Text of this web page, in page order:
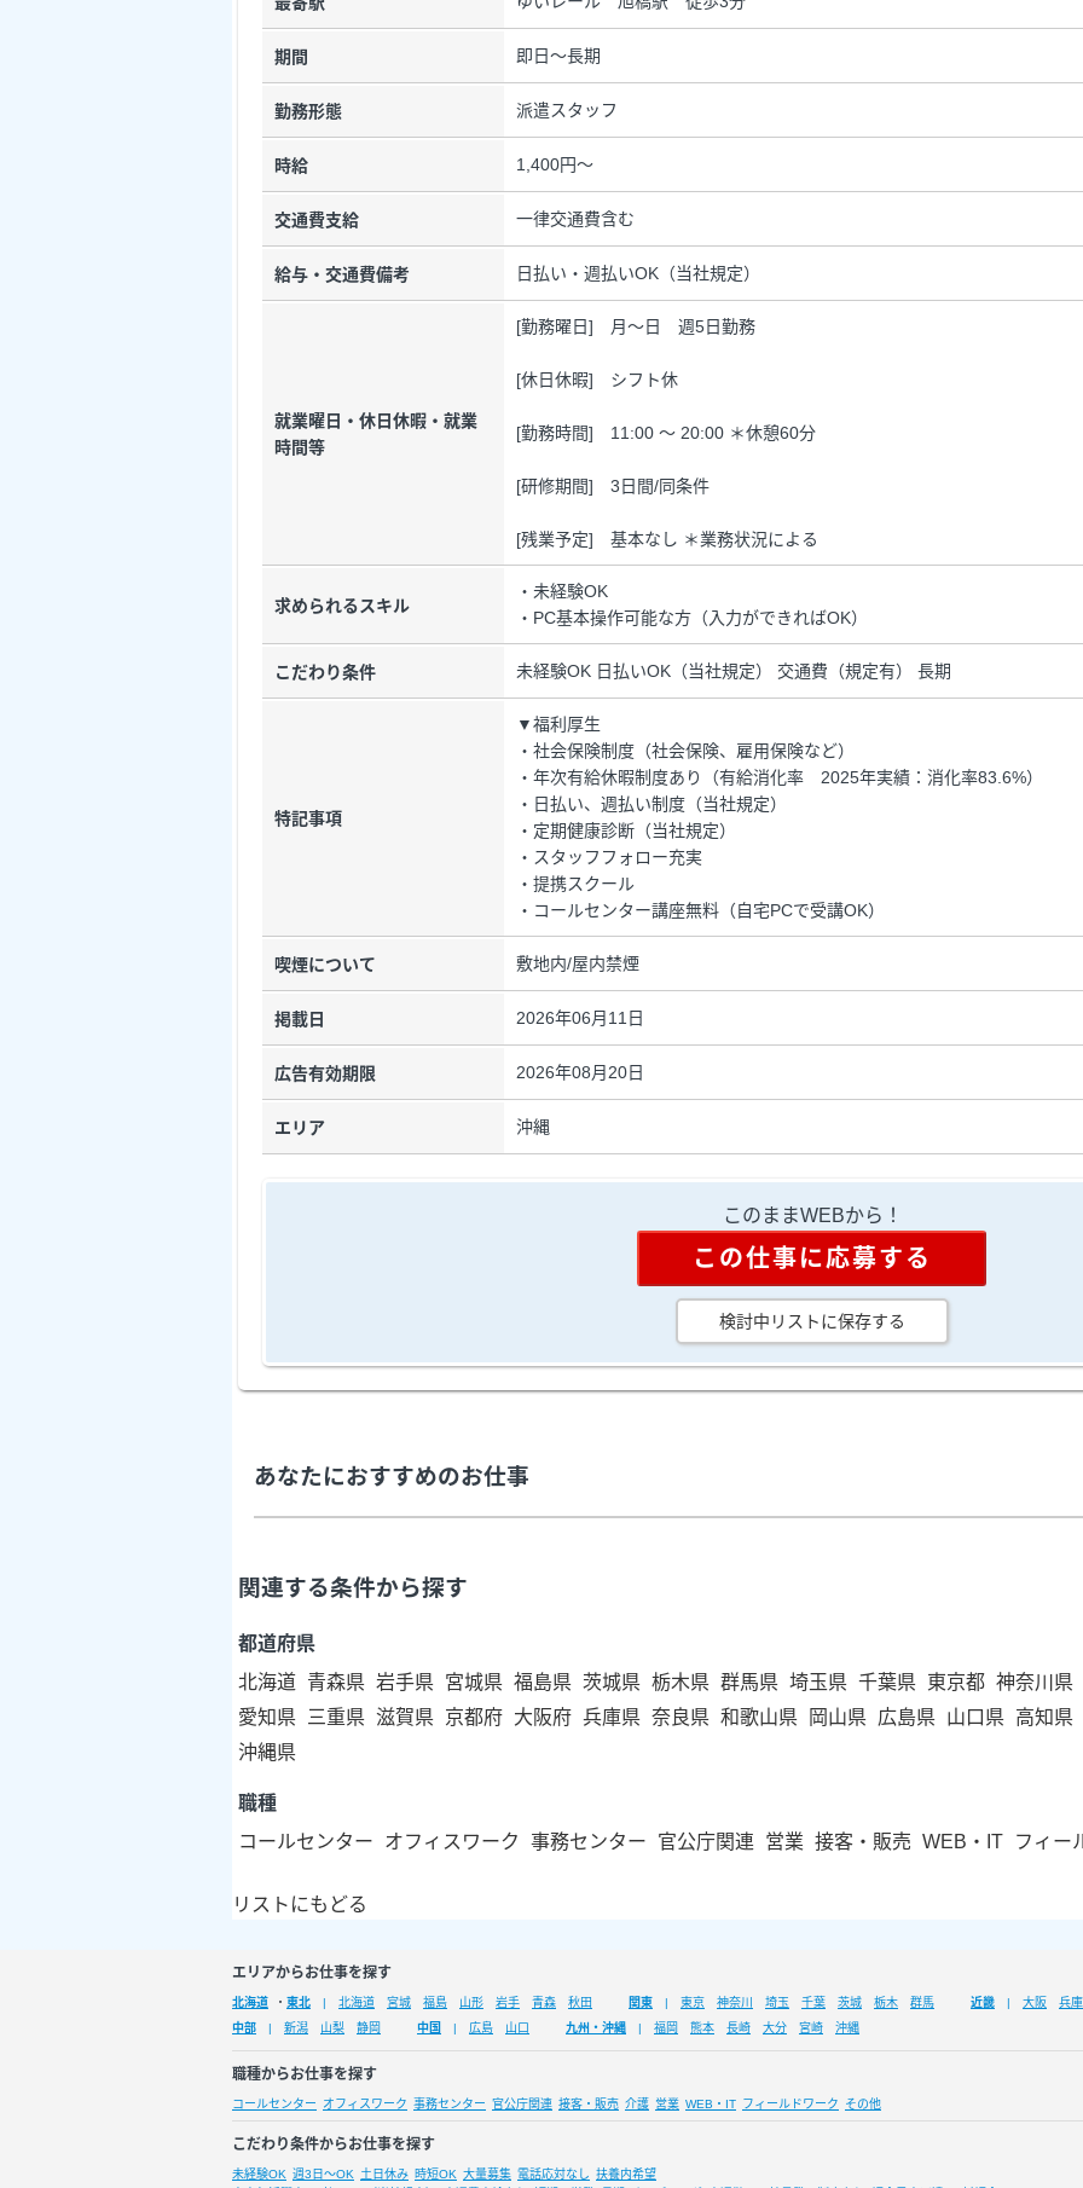
期間 即日～長期
勤務形態 派遣スタッフ
時給 1,400円～
交通費支給 一律交通費含む
給与・交通費備考 日払い・週払いOK（当社規定）
就業曜日・休日休暇・就業
時間等
[勤務曜日] 月～日 週5日勤務
[休日休暇] シフト休
[勤務時間] 11:00 ～ 20:00 ＊休憩60分
[研修期間] 3日間/同条件
[残業予定] 基本なし ＊業務状況による
求められるスキル
・未経験OK
・PC基本操作可能な方（入力ができればOK）
こだわり条件 未経験OK 日払いOK（当社規定） 交通費（規定有） 長期
特記事項
▼福利厚生
・社会保険制度（社会保険、雇用保険など）
・年次有給休暇制度あり（有給消化率 2025年実績：消化率83.6%）
・日払い、週払い制度（当社規定）
・定期健康診断（当社規定）
・スタッフフォロー充実
・提携スクール
・コールセンター講座無料（自宅PCで受講OK）
喫煙について 敷地内/屋内禁煙
掲載日 2026年06月11日
広告有効期限 2026年08月20日
エリア 沖縄
このままWEBから！
この仕事に応募する
検討中リストに保存する
あなたにおすすめのお仕事
関連する条件から探す
都道府県
北海道 青森県 岩手県 宮城県 福島県 茨城県 栃木県 群馬県 埼玉県 千葉県 東京都 神奈川県
愛知県
三重県 滋賀県 京都府 大阪府 兵庫県 奈良県 和歌山県 岡山県 広島県 山口県 高知県
沖縄県
職種
コールセンター
オフィスワーク 事務センター 官公庁関連 営業 接客・販売 WEB・IT フィー
リストにもどる
エリアからお仕事を探す
北海道 ・ 東北 北海道 宮城 福島 山形 岩手 青森 秋田 関東 東京 神奈川 埼玉 千葉 茨城 栃木 群馬 近畿 大阪
兵庫
中部
新潟 山梨 静岡 中国 広島 山口 九州・沖縄 福岡 熊本 長崎 大分 宮崎 沖縄
職種からお仕事を探す
コールセンター オフィスワーク 事務センター 官公庁関連 接客・販売 介護 営業 WEB・IT フィールドワーク その他
こだわり条件からお仕事を探す
未経験OK 週3日～OK 土日休み 時短OK 大量募集 電話応対なし 扶養内希望